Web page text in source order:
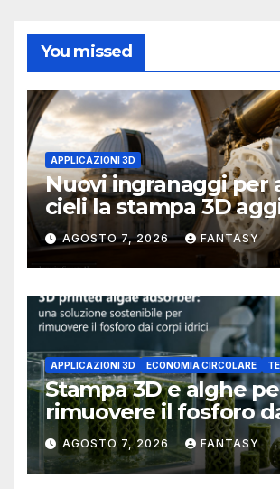
You missed
APPLICAZIONI 3D
Nuovi ingranaggi per
cieli la stampa 3D
un osservatorio del
University of
Little Rock
AGOSTO 7, 2026 FANTASY
APPLICAZIONI 3D ECONOMIA CIRCOLARE
Stampa 3D e alghe
rimuovere il fosforo
acque il progetto
Florida Atlantic
AGOSTO 7, 2026 FANTASY